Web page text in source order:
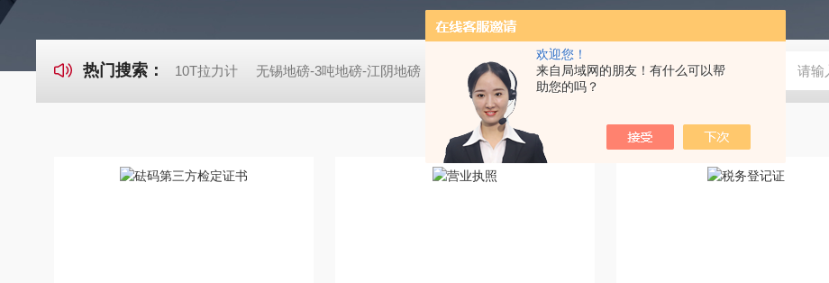
欢迎您！
来自局域网的朋友！有什么可以帮
助您的吗？
热门搜索： 10T拉力计 无锡地磅-3吨地磅-江阴地磅【佳宜电子】 80吨地磅常规尺寸|80吨地磅标准宽度-【上海佳宜】